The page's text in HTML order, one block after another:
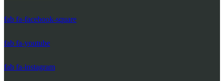
fab fa-facebook-square
fab fa-youtube
fab fa-instagram